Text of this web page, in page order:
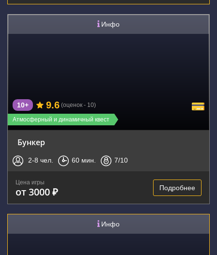
Инфо
Атмосферный и динамичный квест
10+ 9.6 (оценок - 10)
Бункер
2-8 чел. 60 мин. 7/10
Цена игры
от 3000 ₽ Подробнее
Инфо